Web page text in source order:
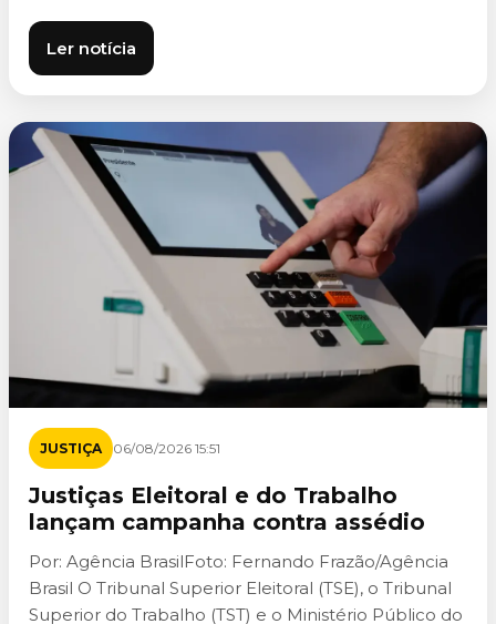
Ler notícia
JUSTIÇA 06/08/2026 15:51
Justiças Eleitoral e do Trabalho
lançam campanha contra assédio
Por: Agência BrasilFoto: Fernando Frazão/Agência
Brasil O Tribunal Superior Eleitoral (TSE), o Tribunal
Superior do Trabalho (TST) e o Ministério Público do